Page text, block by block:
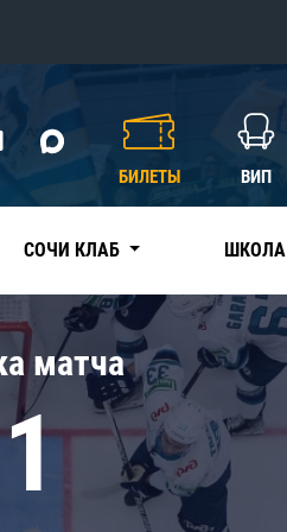
БИЛЕТЫ ВИП
СОЧИ КЛАБ ШКОЛА
матча